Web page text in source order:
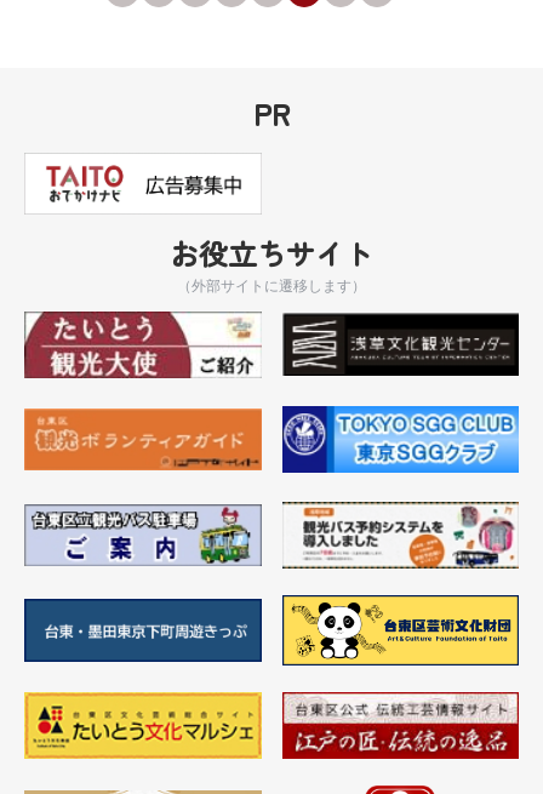
PR
お役立ちサイト
（外部サイトに遷移します）